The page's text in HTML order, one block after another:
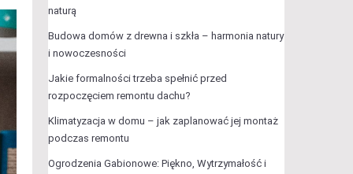
naturą
Budowa domów z drewna i szkła – harmonia natury
i nowoczesności
Jakie formalności trzeba spełnić przed
rozpoczęciem remontu dachu?
Klimatyzacja w domu – jak zaplanować jej montaż
podczas remontu
Ogrodzenia Gabionowe: Piękno, Wytrzymałość i